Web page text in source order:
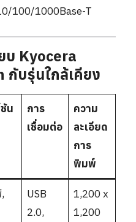
100/1000Base-T
บ Kyocera
กับรุ่นใกล้เคียง
น
การ
เชื่อมต่อ
ความ
ละเอียด
การ
พิมพ์
USB
2.0,
1,200 x
1,200